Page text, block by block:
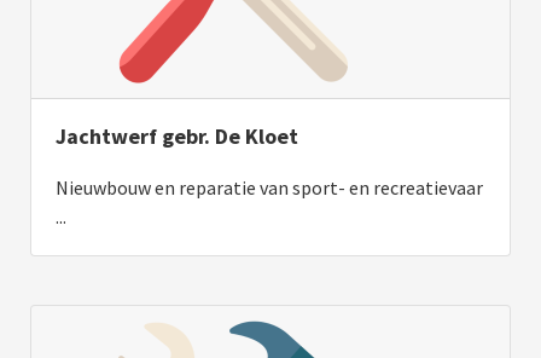
Jachtwerf gebr. De Kloet
Nieuwbouw en reparatie van sport- en recreatievaar
...